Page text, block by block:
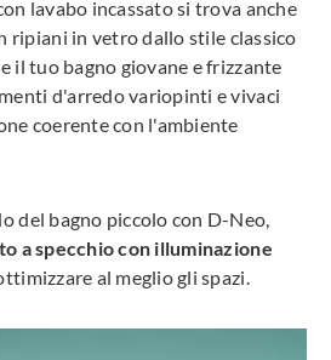
lavabo incassato si trova anche
ripiani in vetro dallo stile classico
il tuo bagno giovane e frizzante
d'arredo variopinti e vivaci
coerente con l'ambiente
del bagno piccolo con D-Neo,
a specchio con illuminazione
al meglio gli spazi.